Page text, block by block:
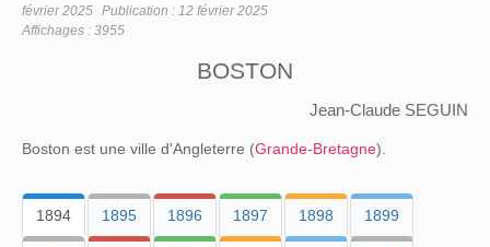
février 2025 Publication : 12 février 2025
Affichages : 3955
BOSTON
Jean-Claude SEGUIN
Boston est une ville d'Angleterre (Grande-Bretagne).
1894 1895 1896 1897 1898 1899